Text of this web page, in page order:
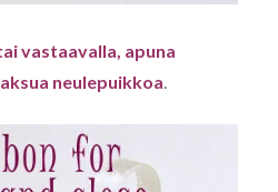
vastaavalla, apuna
neulepuikkoa.